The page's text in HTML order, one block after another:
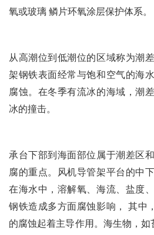
氧或玻璃 鳞片环氧涂层保护体系。
从高潮位到低潮位的区域称为潮
架钢铁表面经常与饱和空气的海
腐蚀。在冬季有流冰的海域，潮
冰的撞击。
承台下部到海面部位属于潮差区
腐的重点。风机导管架平台的中
在海水中，溶解氧、海流、盐度
钢铁造成多方面腐蚀影响， 其中
的腐蚀起着主导作用。海生物，